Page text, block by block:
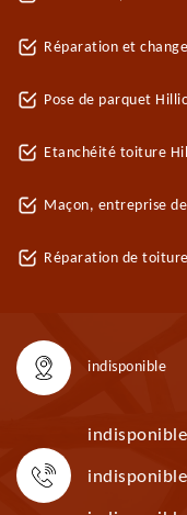
Réparation et
Pose de parquet
Etanchéité toiture
Maçon, entreprise
Réparation de
indisponible
indisponible
indisponible